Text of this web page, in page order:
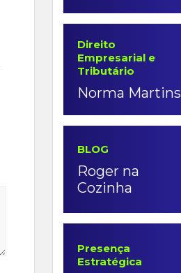
Direito
Empresarial e
Tributário
Norma Martins
BLOG
Roger na
Cozinha
Presença
Estratégica